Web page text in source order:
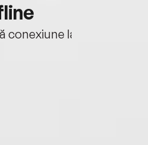
conexiune la